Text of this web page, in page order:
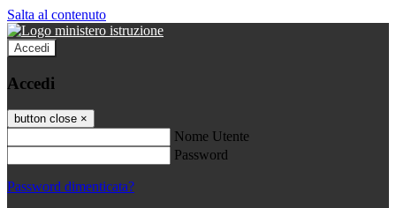
Salta al contenuto
Accedi
Accedi
button close ×
Nome Utente
Password
Password dimenticata?